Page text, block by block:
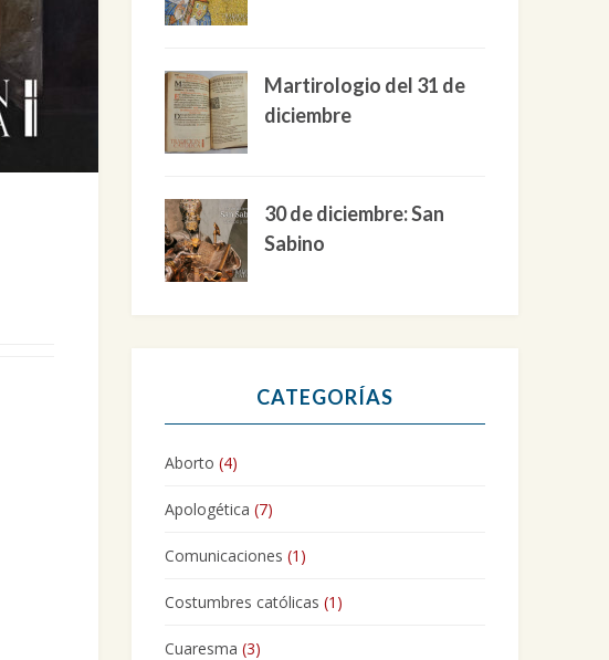
Martirologio del 31 de
diciembre
30 de diciembre: San
Sabino
CATEGORÍAS
Aborto (4)
Apologética (7)
Comunicaciones (1)
Costumbres católicas (1)
Cuaresma (3)